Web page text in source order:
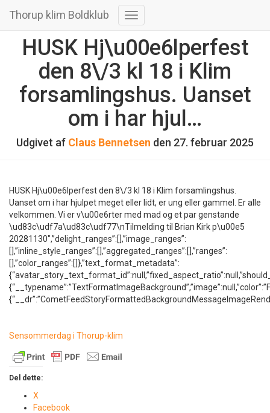
Thorup klim Boldklub
Skift
HUSK Hj\u00e6lperfest
den 8\/3 kl 18 i Klim
forsamlingshus. Uanset
om i har hjul…
Udgivet af Claus Bennetsen den 27. februar 2025
HUSK Hj\u00e6lperfest den 8\/3 kl 18 i Klim forsamlingshus.
Uanset om i har hjulpet meget eller lidt, er ung eller gammel. Er alle
velkommen. Vi er v\u00e6rter med mad og et par genstande
\ud83c\udf7a\ud83c\udf77\nTilmelding til Brian Kirk p\u00e5
20281130″,”delight_ranges”:[],”image_ranges”:
[],”inline_style_ranges”:[],”aggregated_ranges”:[],”ranges”:
[],”color_ranges”:[]},”text_format_metadata”:
Sensommerdag i Thorup-klim
Del dette:
X
Facebook